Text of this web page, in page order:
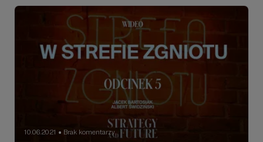
10.06.2021 ● Brak komentarzy